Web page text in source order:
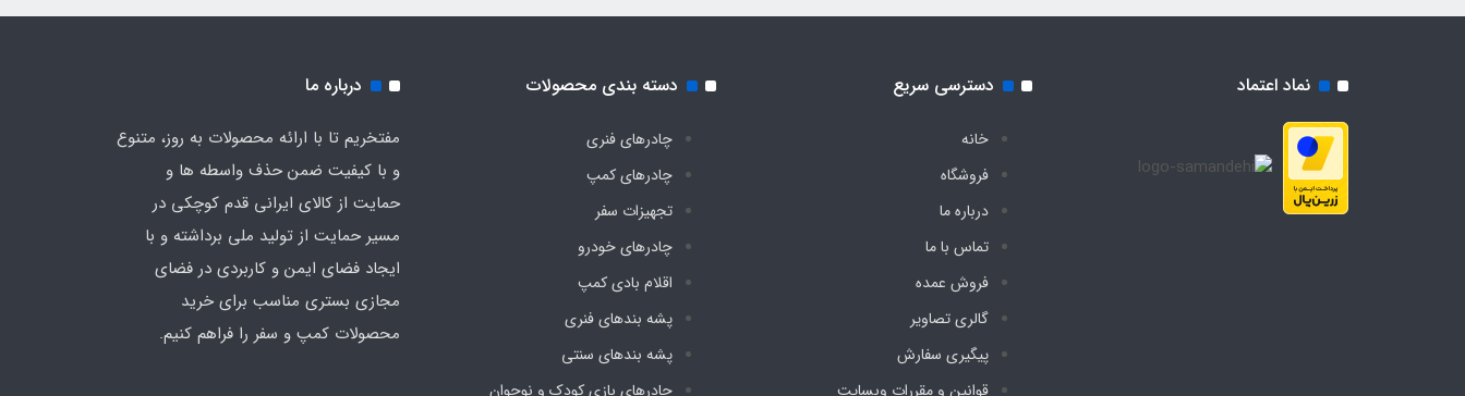
نماد اعتماد دسترسی سریع
خانه
فروشگاه
درباره ما
تماس با ما
فروش عمده
گالری تصاویر
پیگیری سفارش
قوانین و مقررات وبسایت
دسته بندی محصولات
چادرهای فنری
چادرهای کمپ
تجهیزات سفر
چادرهای خودرو
اقلام بادی کمپ
پشه‌ بندهای فنری
پشه‌ بندهای سنتی
چادرهای بازی کودک و نوجوان
درباره ما
مفتخریم تا با ارائه محصولات به روز، متنوع
و با کیفیت ضمن حذف واسطه ها و
حمایت از کالای ایرانی قدم کوچکی در
مسیر حمایت از تولید ملی برداشته و با
ایجاد فضای ایمن و کاربردی در فضای
مجازی بستری مناسب برای خرید
محصولات کمپ و سفر را فراهم کنیم.